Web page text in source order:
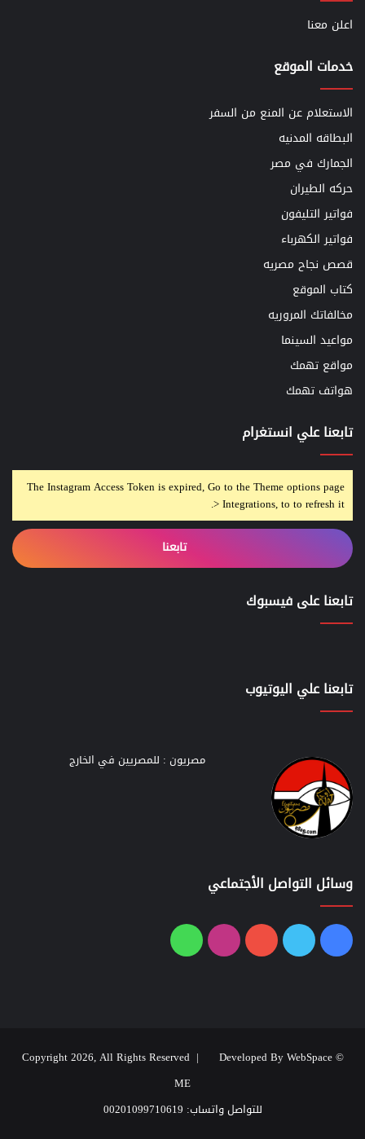
اعلن معنا
خدمات الموقع
الاستعلام عن المنع من السفر
البطاقه المدنيه
الجمارك في مصر
حركه الطيران
فواتير التليفون
فواتير الكهرباء
قصص نجاح مصريه
كتاب الموقع
مخالفاتك المروريه
مواعيد السينما
مواقع تهمك
هواتف تهمك
تابعنا علي انستغرام
The Instagram Access Token is expired, Go to the Theme options page
> Integrations, to to refresh it.
تابعنا
تابعنا على فيسبوك
تابعنا علي اليوتيوب
مصريون : للمصريين في الخارج
وسائل التواصل الأجتماعي
فيسبوك
تويتر يوتيوبانستقرامواتساب
© Copyright 2026, All Rights Reserved |
Developed By WebSpace
ME
للتواصل واتساب: 00201099710619